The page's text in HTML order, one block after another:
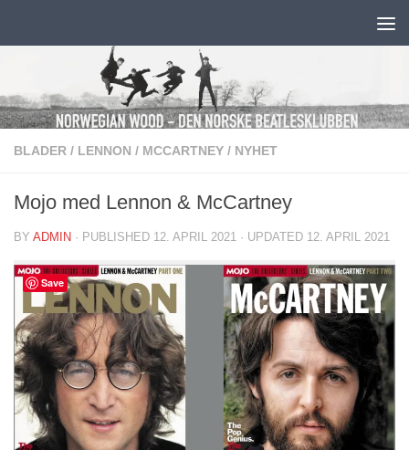
BLADER / LENNON / MCCARTNEY / NYHET
Mojo med Lennon & McCartney
BY ADMIN · PUBLISHED 12. APRIL 2021 · UPDATED 12. APRIL 2021
Save